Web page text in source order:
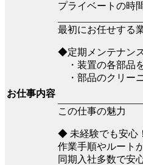
お仕事内容
プライベートの時
最初にお任せする
◆定期メンテナン
・装置の各部品
・部品のクリー
この仕事の魅力
◆ 未経験でも安心！
作業手順やルート
同期入社多数で安